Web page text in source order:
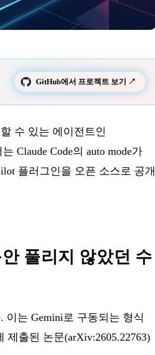
GitHub에서 프로젝트 보기 ↗
수 있는 에이전트인
Claude Code의 auto mode가
플러그인을 오픈 소스로 공개
풀리지 않았던 수
이는 Gemini로 구동되는 형식
제출된 논문(arXiv:2605.22763)